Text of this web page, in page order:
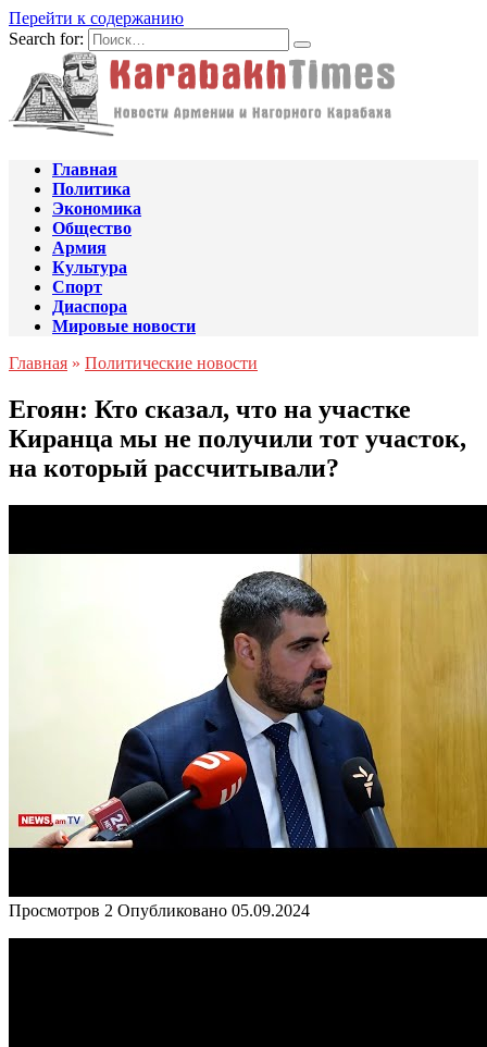
Перейти к содержанию
Search for:
Главная
Политика
Экономика
Общество
Армия
Культура
Спорт
Диаспора
Мировые новости
Главная » Политические новости
Егоян: Кто сказал, что на участке
Киранца мы не получили тот участок,
на который рассчитывали?
Просмотров 2 Опубликовано 05.09.2024